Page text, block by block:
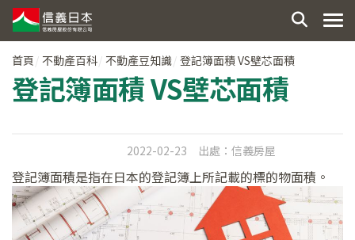
首頁 不動產百科 不動產豆知識 登記簿面積 VS壁芯面積
登記簿面積 VS壁芯面積
2022-02-23 出處： 信義房屋
登記簿面積是指在日本的登記簿上所記載的標的物面積。